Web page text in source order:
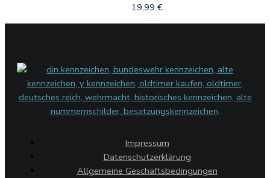
19,99 €
Impressum
Datenschutzerklärung
Allgemeine Geschäftsbedingungen